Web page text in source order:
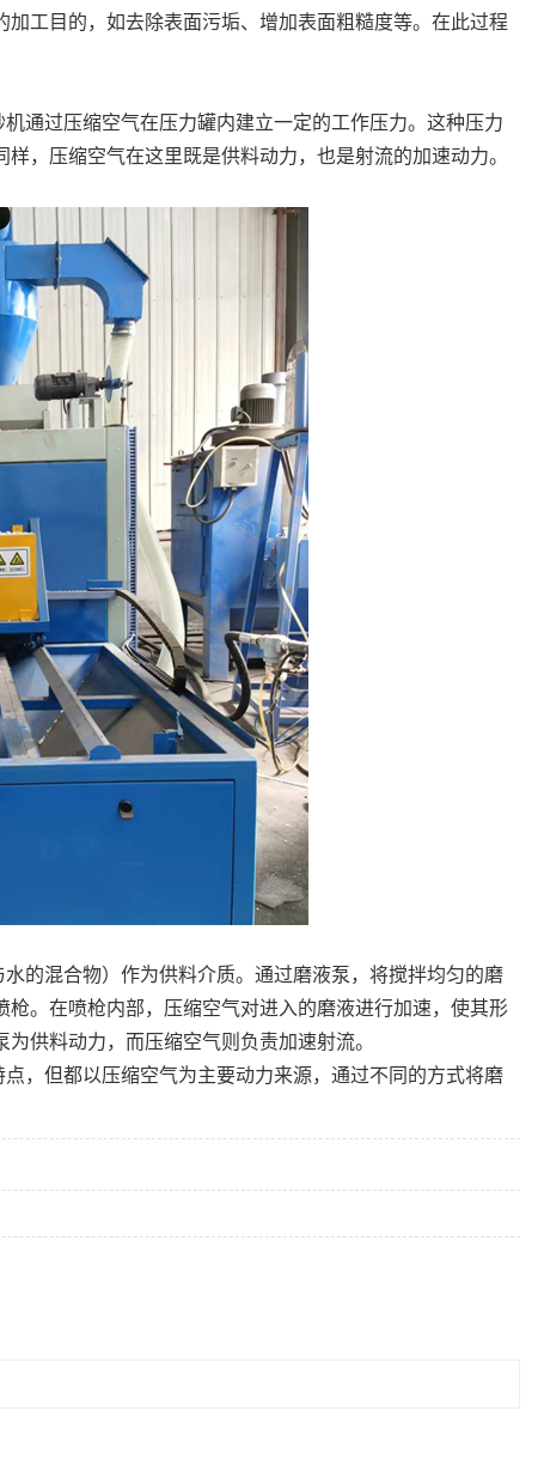
工目的，如去除表面污垢、增加表面粗糙度等。在此过程
通过压缩空气在压力罐内建立一定的工作压力。这种压力
，压缩空气在这里既是供料动力，也是射流的加速动力。
的混合物）作为供料介质。通过磨液泵，将搅拌均匀的磨
。在喷枪内部，压缩空气对进入的磨液进行加速，使其形
供料动力，而压缩空气则负责加速射流。
，但都以压缩空气为主要动力来源，通过不同的方式将磨